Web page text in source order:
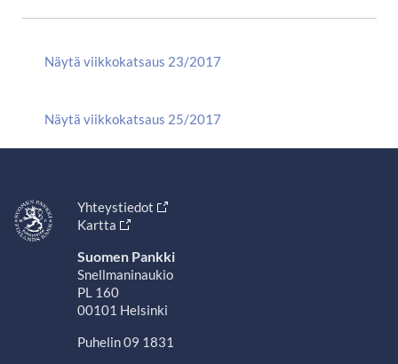
Näytä viikkokatsaus 23/2017
Näytä viikkokatsaus 25/2017
Yhteystiedot
Kartta
Suomen Pankki
Snellmaninaukio
PL 160
00101 Helsinki
Puhelin 09 1831